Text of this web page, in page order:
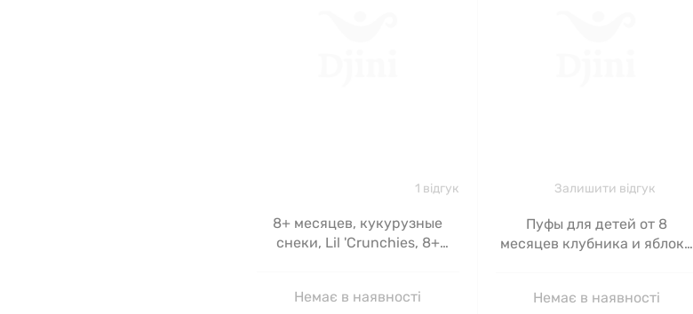
1 відгук
8+ месяцев, кукурузные
снеки, Lil 'Crunchies, 8+
Немає в наявності
Залишити відгук
Пуфы для детей от 8
месяцев клубника и яблоко
42 г
Немає в наявності